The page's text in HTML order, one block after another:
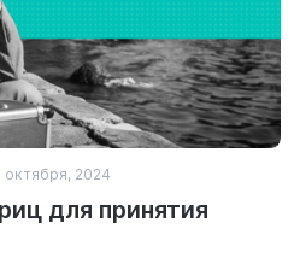
октября, 2024
для принятия